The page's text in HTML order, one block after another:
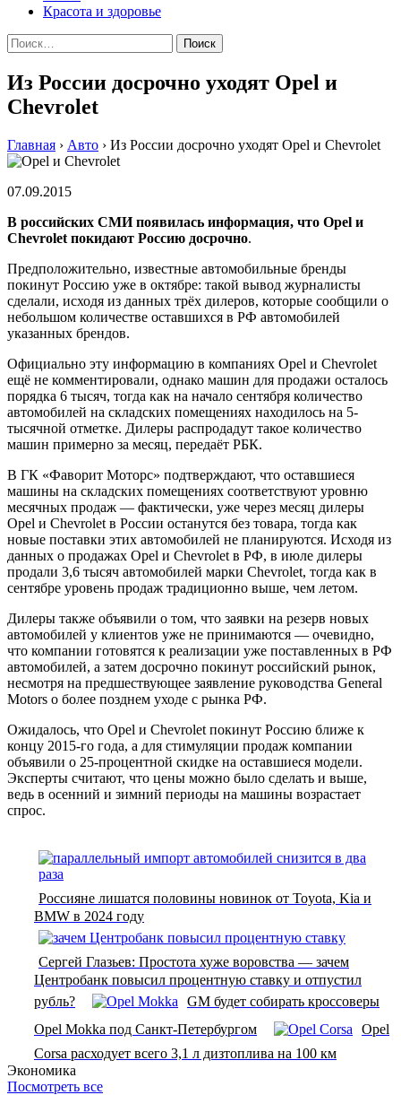
Красота и здоровье
Найти:
Из России досрочно уходят Opel и
Chevrolet
Главная › Авто › Из России досрочно уходят Opel и Chevrolet
07.09.2015
В российских СМИ появилась информация, что Opel и
Chevrolet покидают Россию досрочно.
Предположительно, известные автомобильные бренды
покинут Россию уже в октябре: такой вывод журналисты
сделали, исходя из данных трёх дилеров, которые сообщили о
небольшом количестве оставшихся в РФ автомобилей
указанных брендов.
Официально эту информацию в компаниях Opel и Chevrolet
ещё не комментировали, однако машин для продажи осталось
порядка 6 тысяч, тогда как на начало сентября количество
автомобилей на складских помещениях находилось на 5-
тысячной отметке. Дилеры распродадут такое количество
машин примерно за месяц, передаёт РБК.
В ГК «Фаворит Моторс» подтверждают, что оставшиеся
машины на складских помещениях соответствуют уровню
месячных продаж — фактически, уже через месяц дилеры
Opel и Chevrolet в России останутся без товара, тогда как
новые поставки этих автомобилей не планируются. Исходя из
данных о продажах Opel и Chevrolet в РФ, в июле дилеры
продали 3,6 тысяч автомобилей марки Chevrolet, тогда как в
сентябре уровень продаж традиционно выше, чем летом.
Дилеры также объявили о том, что заявки на резерв новых
автомобилей у клиентов уже не принимаются — очевидно,
что компании готовятся к реализации уже поставленных в РФ
автомобилей, а затем досрочно покинут российский рынок,
несмотря на предшествующее заявление руководства General
Motors о более позднем уходе с рынка РФ.
Ожидалось, что Opel и Chevrolet покинут Россию ближе к
концу 2015-го года, а для стимуляции продаж компании
объявили о 25-процентной скидке на оставшиеся модели.
Эксперты считают, что цены можно было сделать и выше,
ведь в осенний и зимний периоды на машины возрастает
спрос.
Россияне лишатся половины новинок от Toyota, Kia и
BMW в 2024 году
Сергей Глазьев: Простота хуже воровства — зачем
Центробанк повысил процентную ставку и отпустил
рубль?
GM будет собирать кроссоверы
Opel Mokka под Санкт-Петербургом
Opel
Corsa расходует всего 3,1 л дизтоплива на 100 км
Экономика
Посмотреть все